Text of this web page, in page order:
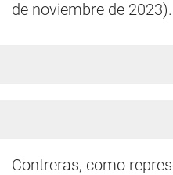
de noviembre de 2023).
Contreras, como